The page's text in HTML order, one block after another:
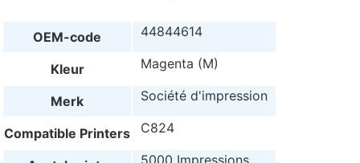
OEM-code 44844614
Kleur Magenta (M)
Merk Société d'impression
Compatible Printers C824
5000 Impressions